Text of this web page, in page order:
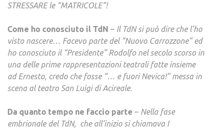
STRESSARE le “MATRICOLE”!
Come ho conosciuto il TdN – Il TdN si può dire che l’ho
visto nascere… Facevo parte del “Nuovo Carrozzone” ed
ho conosciuto il “Presidente” Rodolfo nel secolo scorso in
una delle prime rappresentazioni teatrali fatte insieme
ad Ernesto, credo che fosse “… e fuori Nevica!” messa in
scena al teatro San Luigi di Acireale.
Da quanto tempo ne faccio parte – Nella fase
embrionale del TdN, che all’inizio si chiamava I